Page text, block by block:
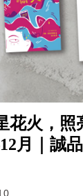
花火，照
月｜誠